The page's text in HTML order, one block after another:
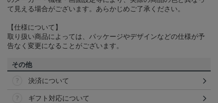
て見える場合がございます。あらかじめご了承ください。
【仕様について】
取り扱い商品によっては、パッケージやデザインなどの仕様が予
告なく変更になることがございます。
その他
決済について
ギフト対応について